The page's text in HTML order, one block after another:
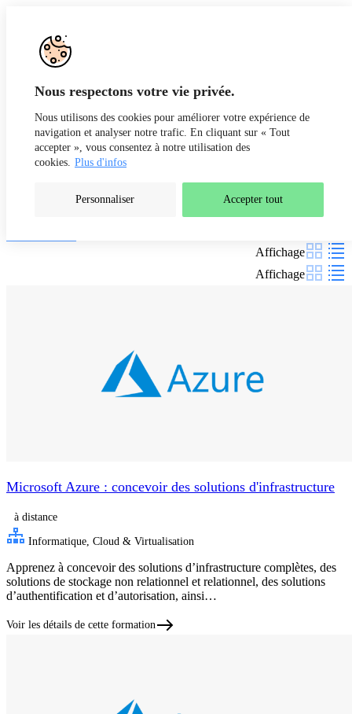
Nous respectons votre vie privée.
Nous utilisons des cookies pour améliorer votre expérience de
navigation et analyser notre trafic. En cliquant sur « Tout
accepter », vous consentez à notre utilisation des
cookies. Plus d'infos
Personnaliser Accepter tout
Affichage
Affichage
Microsoft Azure : concevoir des solutions d'infrastructure
à distance
Informatique, Cloud & Virtualisation
Apprenez à concevoir des solutions d’infrastructure complètes, des
solutions de stockage non relationnel et relationnel, des solutions
d’authentification et d’autorisation, ainsi…
Voir les détails de cette formation